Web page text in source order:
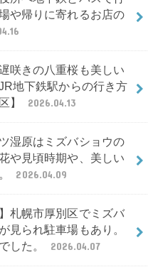
や帰りに寄れるお店の
咲きの八重桜も美しい
地下鉄駅からの行き方
】
2026.04.13
湿原はミズバショウの
や見頃時期や、美しい
2026.04.09
札幌市厚別区でミズバ
見られ駐車場もあり。
した。
2026.04.07